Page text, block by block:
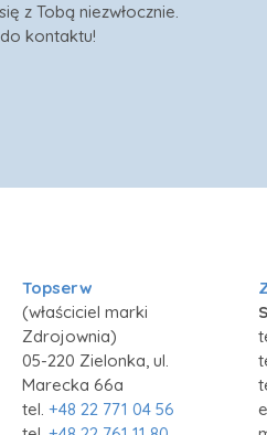
z Tobą niezwłocznie.
kontaktu!
Topserw
(właściciel marki
Zdrojownia)
05-220 Zielonka, ul.
Marecka 66a
tel. +48 22 771 04 56